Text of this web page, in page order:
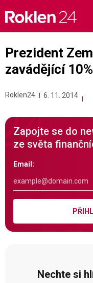
content
Prezident
zavádějící
Roklen24 6. 11. 2014
Zapojte se do
ze světa
Email:
Nechte si